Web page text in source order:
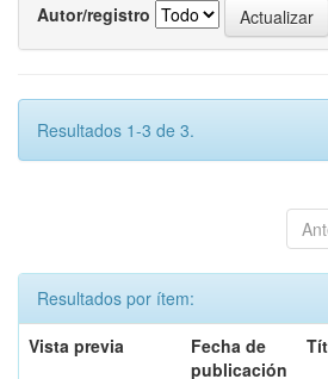
Autor/registro
Resultados 1-3 de 3.
Resultados por ítem:
Vista previa
Fecha de
publicación